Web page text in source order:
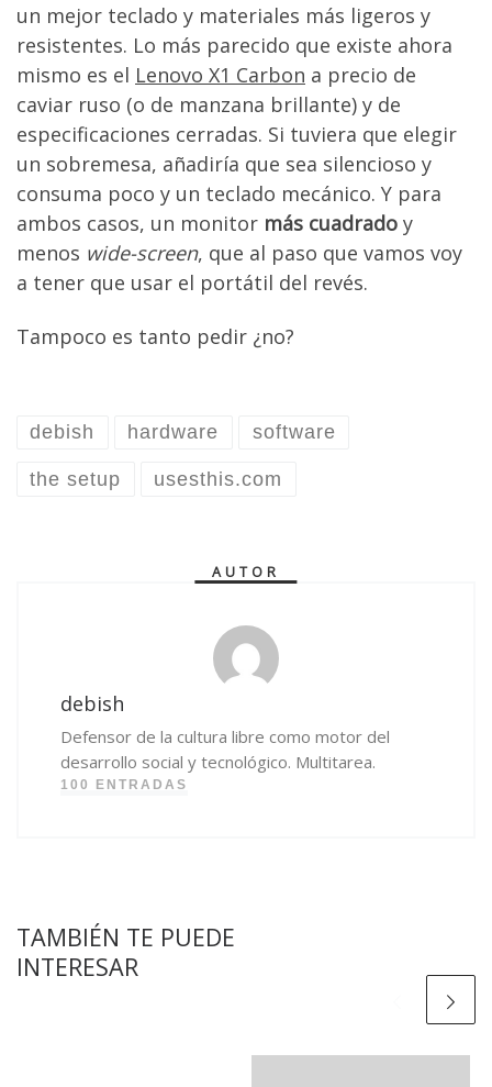
un mejor teclado y materiales más ligeros y
resistentes. Lo más parecido que existe ahora
mismo es el Lenovo X1 Carbon a precio de
caviar ruso (o de manzana brillante) y de
especificaciones cerradas. Si tuviera que elegir
un sobremesa, añadiría que sea silencioso y
consuma poco y un teclado mecánico. Y para
ambos casos, un monitor más cuadrado y
menos wide-screen, que al paso que vamos voy
a tener que usar el portátil del revés.
Tampoco es tanto pedir ¿no?
debish hardware software
the setup usesthis.com
AUTOR
debish
Defensor de la cultura libre como motor del
desarrollo social y tecnológico. Multitarea.
100 ENTRADAS
TAMBIÉN TE PUEDE
INTERESAR